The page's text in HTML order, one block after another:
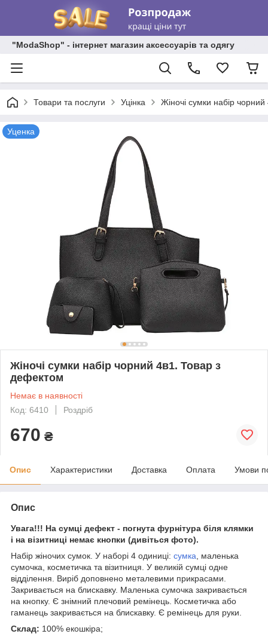
"ModaShop" - інтернет магазин аксессуарів та одягу
Товари та послуги Уцінка Жіночі сумки набір
Уценка
Жіночі сумки набір чорний 4в1. Товар з
дефектом
Немає в наявності
Код: 6410
Роздріб
670 ₴
Опис Характеристики Доставка Оплата Умови
Опис
Увага!!! На сумці дефект - погнута фурнітура біля клямки
і на візитниці немає кнопки (дивіться фото).
Набір жіночих сумок. У наборі 4 одиниці: сумка , маленька
сумочка, косметичка та візитниця. У великій сумці одне
відділення. Виріб доповнено металевими прикрасами.
Закривається на блискавку. Маленька сумочка закривається
на кнопку. Є знімний плечовий ремінець. Косметичка або
гаманець закривається на блискавку. Є ремінець для руки.
Склад: 100% екошкіра;